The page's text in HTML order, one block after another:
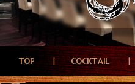
TOP COCKTAIL